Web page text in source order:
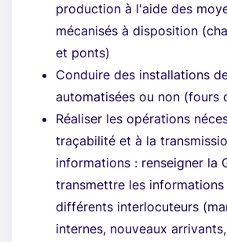
production à l'aide des
mécanisés à disposition
et ponts)
Conduire des installations
automatisées ou non (fours
Réaliser les opérations
traçabilité et à la
informations : renseigner la
transmettre les informations
différents interlocuteurs
internes, nouveaux